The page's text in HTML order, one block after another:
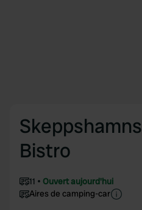
Bistro
11
Ouvert aujourd'hui
Aires de camping-car